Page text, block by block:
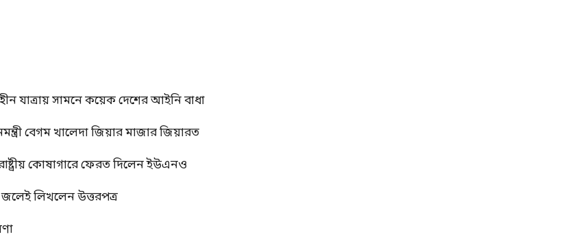
যাত্রায় সামনে কয়েক দেশের আইনি বাধা
বেগম খালেদা জিয়ার মাজার জিয়ারত
কোষাগারে ফেরত দিলেন ইউএনও
লিখলেন উত্তরপত্র